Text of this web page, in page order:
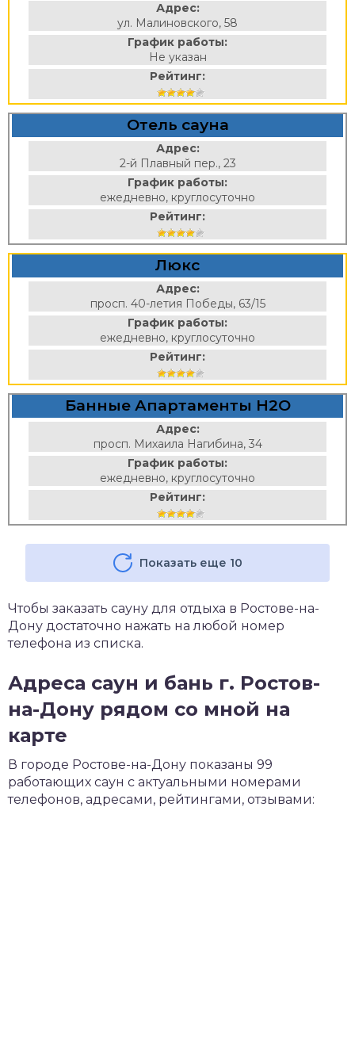
Адрес:
ул. Малиновского, 58
График работы:
Не указан
Рейтинг:
Отель сауна
Адрес:
2-й Плавный пер., 23
График работы:
ежедневно, круглосуточно
Рейтинг:
Люкс
Адрес:
просп. 40-летия Победы, 63/15
График работы:
ежедневно, круглосуточно
Рейтинг:
Банные Апартаменты H2O
Адрес:
просп. Михаила Нагибина, 34
График работы:
ежедневно, круглосуточно
Рейтинг:
Показать еще 10
Чтобы заказать сауну для отдыха в Ростове-на-
Дону достаточно нажать на любой номер
телефона из списка.
Адреса саун и бань г. Ростов-
на-Дону рядом со мной на
карте
В городе Ростове-на-Дону показаны 99
работающих саун с актуальными номерами
телефонов, адресами, рейтингами, отзывами: